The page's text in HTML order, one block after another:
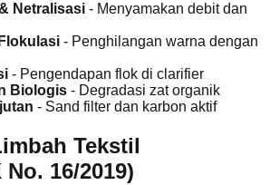
Netralisasi - Menyamakan debit dan
- Penghilangan warna dengan
- Pengendapan flok di clarifier
Biologis - Degradasi zat organik
- Sand filter dan karbon aktif
Tekstil
16/2019)